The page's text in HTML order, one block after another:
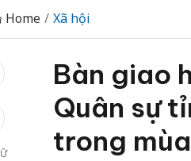
Home Xã hội
Bàn giao
Quân sự
trong